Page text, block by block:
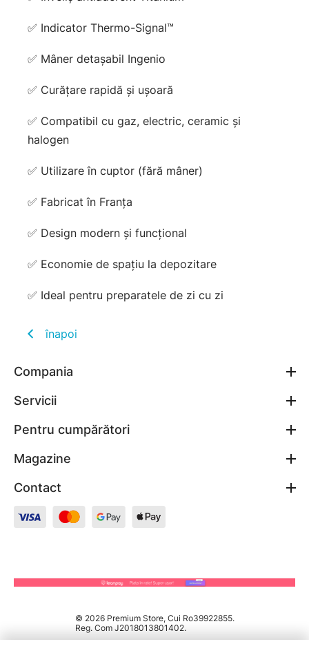
✅ Indicator Thermo-Signal™
✅ Mâner detașabil Ingenio
✅ Curățare rapidă și ușoară
✅ Compatibil cu gaz, electric, ceramic și
halogen
✅ Utilizare în cuptor (fără mâner)
✅ Fabricat în Franța
✅ Design modern și funcțional
✅ Economie de spațiu la depozitare
✅ Ideal pentru preparatele de zi cu zi
înapoi
Compania
Servicii
Pentru cumpărători
Magazine
Contact
© 2026 Premium Store, Cui Ro39922855.
Reg. Com J2018013801402.